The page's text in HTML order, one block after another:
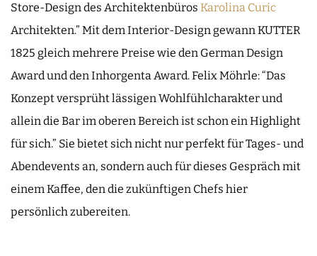
Store-Design des Architektenbüros Karolina Curic
Architekten.” Mit dem Interior-Design gewann KUTTER
1825 gleich mehrere Preise wie den German Design
Award und den Inhorgenta Award. Felix Möhrle: “Das
Konzept versprüht lässigen Wohlfühlcharakter und
allein die Bar im oberen Bereich ist schon ein Highlight
für sich.” Sie bietet sich nicht nur perfekt für Tages- und
Abendevents an, sondern auch für dieses Gespräch mit
einem Kaffee, den die zukünftigen Chefs hier
persönlich zubereiten.